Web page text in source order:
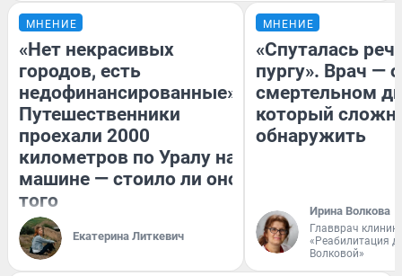
МНЕНИЕ
«Нет некрасивых
городов, есть
недофинансированные».
Путешественники
проехали 2000
километров по Уралу на
машине — стоило ли оно
того
Екатерина Литкевич
МНЕНИЕ
«Спуталась
пургу». Врач — о
смертельном
который
обнаружить
Ирина Волкова
Главврач
«Реабилитация
Волковой»